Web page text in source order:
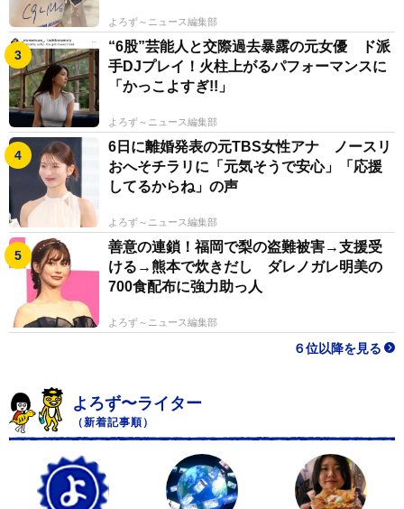
よろず～ニュース編集部
“6股”芸能人と交際過去暴露の元女優 ド派
手DJプレイ！火柱上がるパフォーマンスに
「かっこよすぎ!!」
よろず～ニュース編集部
6日に離婚発表の元TBS女性アナ ノースリ
おへそチラリに「元気そうで安心」「応援
してるからね」の声
よろず～ニュース編集部
善意の連鎖！福岡で梨の盗難被害→支援受
ける→熊本で炊きだし ダレノガレ明美の
700食配布に強力助っ人
よろず～ニュース編集部
６位以降を見る
よろず〜ライター
（新着記事順）